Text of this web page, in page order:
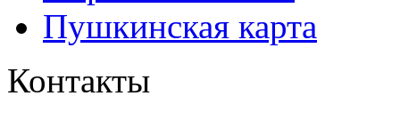
Пушкинская карта
Контакты